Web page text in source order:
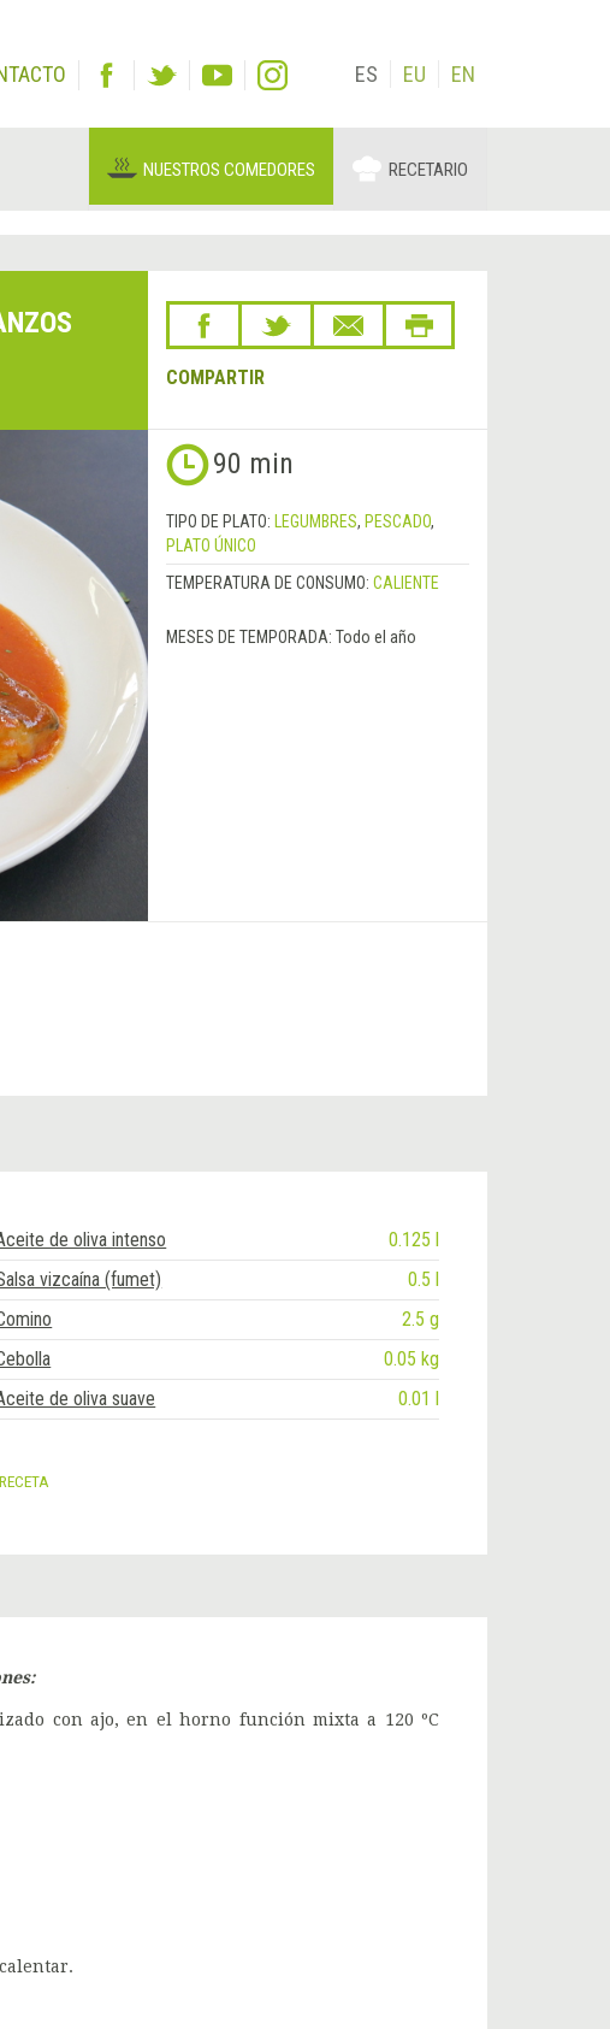
ES EU EN
NUESTROS COMEDORES RECETARIO
COMPARTIR
90 min
TIPO DE PLATO: LEGUMBRES, PESCADO,
PLATO ÚNICO
TEMPERATURA DE CONSUMO: CALIENTE
MESES DE TEMPORADA: Todo el año
de oliva intenso
0.125 l
vizcaína (fumet)
0.5 l
2.5 g
0.05 kg
de oliva suave 0.01 l
con ajo, en el horno función mixta a 120 ºC